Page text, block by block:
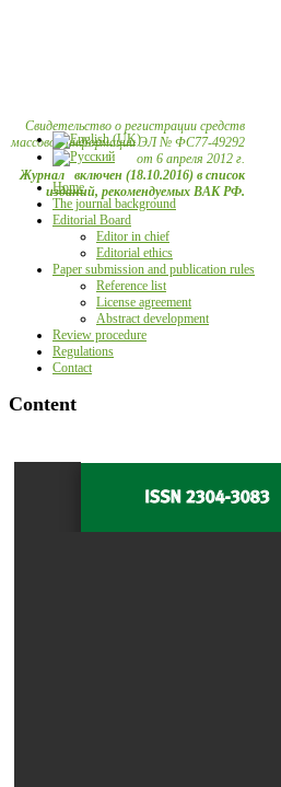
Свидетельство о регистрации средств
массовой информации ЭЛ № ФС77-49292
от 6 апреля 2012 г.
Журнал включен (18.10.2016) в список
изданий, рекомендуемых ВАК РФ.
Home
The journal background
Editorial Board
Editor in chief
Editorial ethics
Paper submission and publication rules
Reference list
License agreement
Abstract development
Review procedure
Regulations
Contact
Content